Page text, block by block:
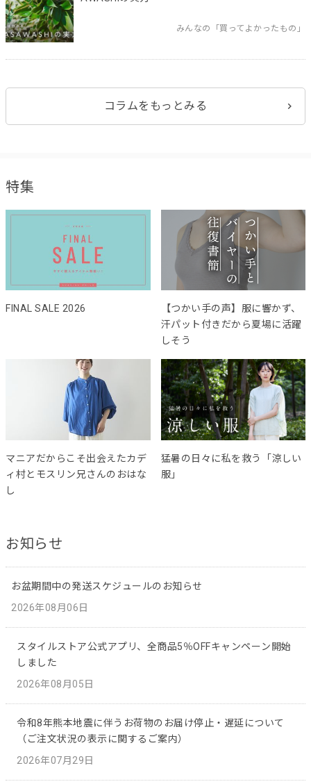
みんなの「買ってよかったもの」
コラムをもっとみる
特集
FINAL SALE 2026
【つかい手の声】服に響かず、
汗パット付きだから夏場に活躍
しそう
マニアだからこそ出会えたカデ
ィ村とモスリン兄さんのおはな
し
猛暑の日々に私を救う「涼しい
服」
お知らせ
お盆期間中の発送スケジュールのお知らせ
2026年08月06日
スタイルストア公式アプリ、全商品5％OFFキャンペーン開始
しました
2026年08月05日
令和8年熊本地震に伴うお荷物のお届け停止・遅延について
（ご注文状況の表示に関するご案内）
2026年07月29日